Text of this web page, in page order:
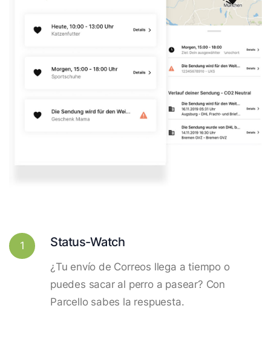
1 Status-Watch
¿Tu envío de Correos llega a tiempo o
puedes sacar al perro a pasear? Con
Parcello sabes la respuesta.